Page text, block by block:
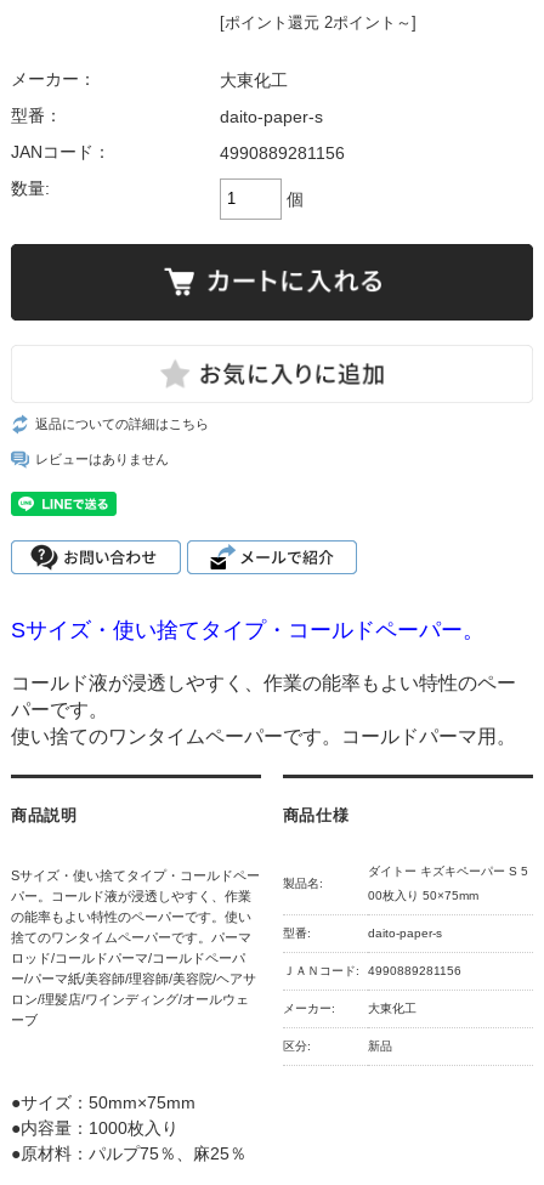
[ポイント還元 2ポイント～]
メーカー：
大東化工
型番：
daito-paper-s
JANコード：
4990889281156
数量:
個
返品についての詳細はこちら
レビューはありません
Sサイズ・使い捨てタイプ・コールドペーパー。
コールド液が浸透しやすく、作業の能率もよい特性のペー
パーです。
使い捨てのワンタイムペーパーです。コールドパーマ用。
商品説明
Sサイズ・使い捨てタイプ・コールドペー
パー。コールド液が浸透しやすく、作業
の能率もよい特性のペーパーです。使い
捨てのワンタイムペーパーです。パーマ
ロッド/コールドパーマ/コールドペーパ
ー/パーマ紙/美容師/理容師/美容院/ヘアサ
ロン/理髪店/ワインディング/オールウェ
ーブ
商品仕様
製品名:
ダイトー キズキペーパー S 5
00枚入り 50×75mm
型番: daito-paper-s
ＪＡＮコード: 4990889281156
メーカー: 大東化工
区分: 新品
●サイズ：50mm×75mm
●内容量：1000枚入り
●原材料：パルプ75％、麻25％